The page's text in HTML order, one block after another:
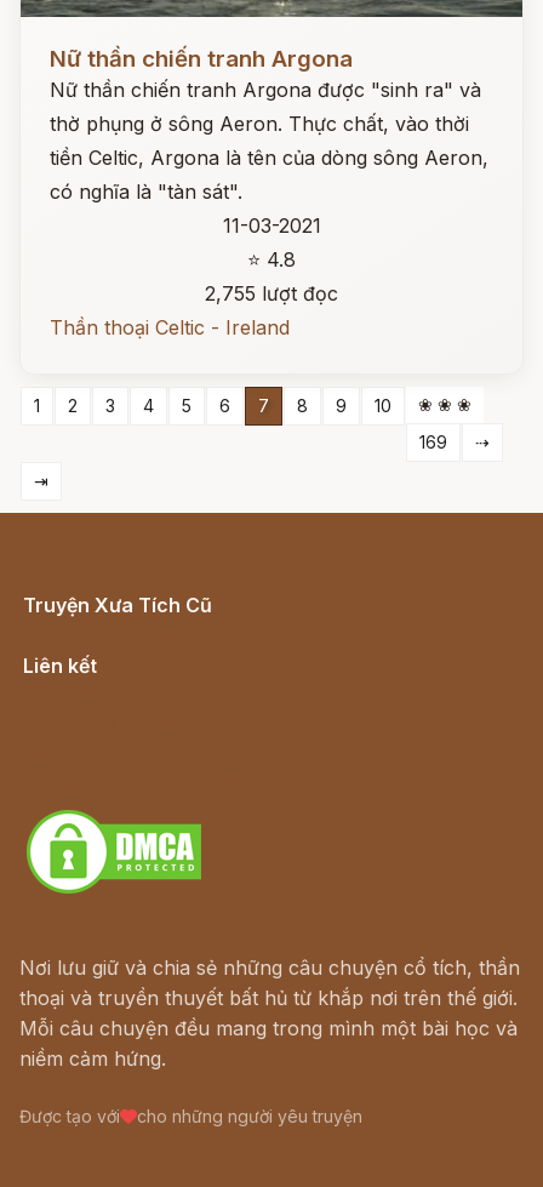
Nữ thần chiến tranh Argona
Nữ thần chiến tranh Argona được "sinh ra" và
thờ phụng ở sông Aeron. Thực chất, vào thời
tiền Celtic, Argona là tên của dòng sông Aeron,
có nghĩa là "tàn sát".
11-03-2021
⭐ 4.8
2,755 lượt đọc
Thần thoại Celtic - Ireland
1 2 3 4 5 6 7 8 9 10
❀ ❀ ❀
169
⇢
⇥
Truyện Xưa Tích Cũ
Liên kết
Nơi lưu giữ và chia sẻ những câu chuyện cổ tích, thần
thoại và truyền thuyết bất hủ từ khắp nơi trên thế giới.
Mỗi câu chuyện đều mang trong mình một bài học và
niềm cảm hứng.
Được tạo với cho những người yêu truyện